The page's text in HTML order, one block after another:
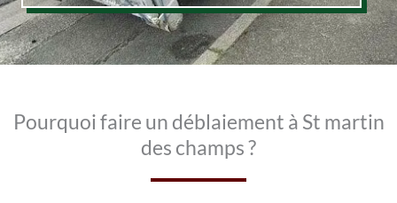
Pourquoi faire un déblaiement à St martin
des champs ?